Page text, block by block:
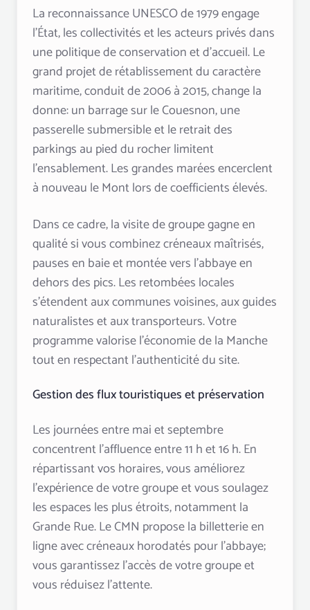
La reconnaissance UNESCO de 1979 engage
l’État, les collectivités et les acteurs privés dans
une politique de conservation et d’accueil. Le
grand projet de rétablissement du caractère
maritime, conduit de 2006 à 2015, change la
donne: un barrage sur le Couesnon, une
passerelle submersible et le retrait des
parkings au pied du rocher limitent
l’ensablement. Les grandes marées encerclent
à nouveau le Mont lors de coefficients élevés.
Dans ce cadre, la visite de groupe gagne en
qualité si vous combinez créneaux maîtrisés,
pauses en baie et montée vers l’abbaye en
dehors des pics. Les retombées locales
s’étendent aux communes voisines, aux guides
naturalistes et aux transporteurs. Votre
programme valorise l’économie de la Manche
tout en respectant l’authenticité du site.
Gestion des flux touristiques et préservation
Les journées entre mai et septembre
concentrent l’affluence entre 11 h et 16 h. En
répartissant vos horaires, vous améliorez
l’expérience de votre groupe et vous soulagez
les espaces les plus étroits, notamment la
Grande Rue. Le CMN propose la billetterie en
ligne avec créneaux horodatés pour l’abbaye;
vous garantissez l’accès de votre groupe et
vous réduisez l’attente.